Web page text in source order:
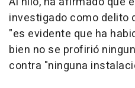
investigado como delito
"es evidente que ha
bien no se profirió
contra "ninguna